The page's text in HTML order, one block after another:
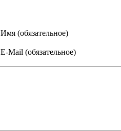
Имя (обязательное)
E-Mail (обязательное)